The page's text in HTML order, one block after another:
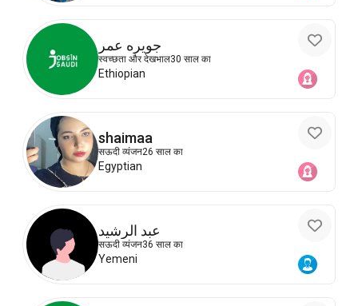
جويره عمر
स्वच्छता और देखभाल30 साल का
Ethiopian
shaimaa
सऊदी व्यंजन26 साल का
Egyptian
عبد الرشيد
सऊदी व्यंजन36 साल का
Yemeni